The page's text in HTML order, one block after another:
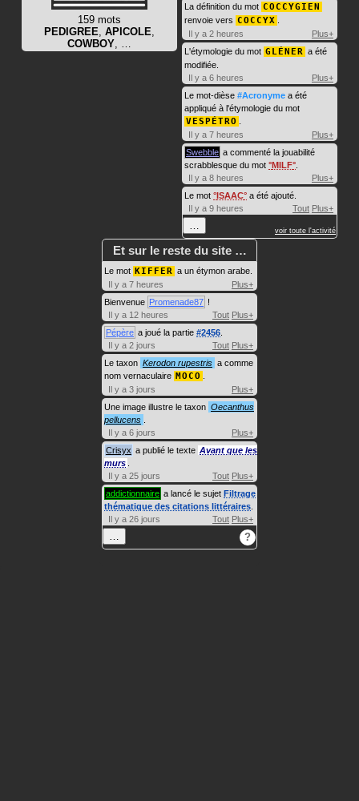
159 mots
PEDIGREE APICOLE
COWBOY
La définition du mot COCCYGIEN
renvoie vers COCCYX
Il y a 2 heures
Plus+
L'étymologie du mot GLÉNER a été
modifiée.
Il y a 6 heures
Plus+
Le mot-dièse #Acronyme a été
appliqué à l'étymologie du mot
VESPÉTRO
Il y a 7 heures
Plus+
Swebble a commenté la jouabilité
scrabblesque du mot MILF
Il y a 8 heures
Plus+
Le mot ISAAC a été ajouté.
Il y a 9 heures
Tout Plus+
voir toute l'activité
Et sur le reste du site …
Le mot KIFFER a un étymon arabe.
Il y a 7 heures
Plus+
Bienvenue Promenade87 !
Il y a 12 heures
Tout Plus+
Pépère a joué la partie #2456
Il y a 2 jours
Tout Plus+
Le taxon Kerodon rupestris a comme
nom vernaculaire MOCO
Il y a 3 jours
Plus+
Une image illustre le taxon Oecanthus
pellucens
Il y a 6 jours
Plus+
Crisyx a publié le texte Avant que les
murs
Il y a 25 jours
Tout Plus+
addictionnaire a lancé le sujet Filtrage
thématique des citations littéraires
Il y a 26 jours
Tout Plus+
?